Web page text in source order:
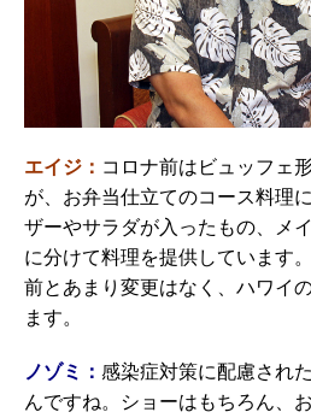
エイジ： コロナ前はビュッフェ
が、お弁当仕立てのコース料理
ザーやサラダが入ったもの、メ
に分けて料理を提供しています
前とあまり変更はなく、ハワイ
ます。
ノゾミ： 感染症対策に配慮され
んですね。ショーはもちろん、